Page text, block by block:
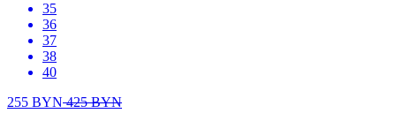
35
36
37
38
40
255 BYN425BYN